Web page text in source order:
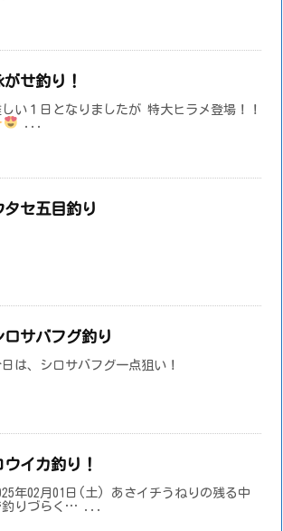
がせ釣り！
しい１日となりましたが 特大ヒラメ登場！！
タセ五目釣り
ロサバフグ釣り
は、シロサバフグ一点狙い！
ウイカ釣り！
年02月01日(土) あさイチうねりの残る中
釣りづらく… ...